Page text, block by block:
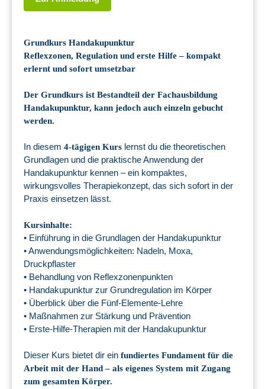
Grundkurs Handakupunktur
Reflexzonen, Regulation und erste Hilfe – kompakt
erlernt und sofort umsetzbar
Der Grundkurs ist Bestandteil der Fachausbildung
Handakupunktur, kann jedoch auch einzeln gebucht
werden.
In diesem 4-tägigen Kurs lernst du die theoretischen
Grundlagen und die praktische Anwendung der
Handakupunktur kennen – ein kompaktes,
wirkungsvolles Therapiekonzept, das sich sofort in der
Praxis einsetzen lässt.
Kursinhalte:
• Einführung in die Grundlagen der Handakupunktur
• Anwendungsmöglichkeiten: Nadeln, Moxa,
Druckpflaster
• Behandlung von Reflexzonenpunkten
• Handakupunktur zur Grundregulation im Körper
• Überblick über die Fünf-Elemente-Lehre
• Maßnahmen zur Stärkung und Prävention
• Erste-Hilfe-Therapien mit der Handakupunktur
Dieser Kurs bietet dir ein fundiertes Fundament für die
Arbeit mit der Hand – als eigenes System mit Zugang
zum gesamten Körper.